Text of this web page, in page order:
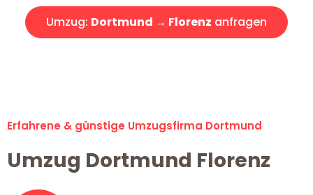
Umzug: Dortmund → Florenz anfragen
Erfahrene & günstige Umzugsfirma Dortmund
Umzug Dortmund Florenz